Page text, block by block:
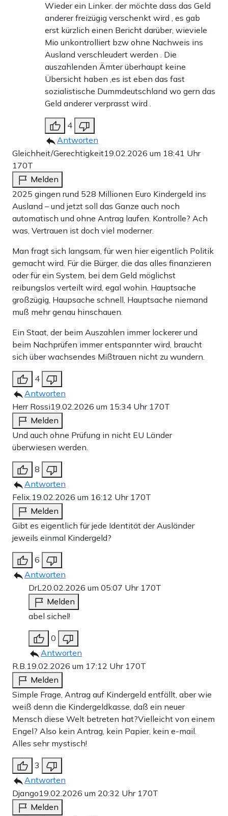
Wieder ein Linker. der möchte dass das Geld
anderer freizügig verschenkt wird , es gab
erst kürzlich einen Bericht darüber, wieviele
Mio unkontrolliert bzw ohne Nachweis ins
Ausland verschleudert werden . Die
auszahlenden Ämter überhaupt keine
Übersicht haben ,es ist eben das fast
sozialistische Dummdeutschland wo gern das
Geld anderer verprasst wird .
4
Antworten
Gleichheit/Gerechtigkeit19.02.2026 um 18:41 Uhr
170T
Melden
2025 gingen rund 528 Millionen Euro Kindergeld ins
Ausland – und jetzt soll das Ganze auch noch
automatisch und ohne Antrag laufen. Kontrolle? Ach
was, Vertrauen ist doch viel moderner.
Man fragt sich langsam, für wen hier eigentlich Politik
gemacht wird. Für die Bürger, die das alles finanzieren
oder für ein System, bei dem Geld möglichst
reibungslos verteilt wird, egal wohin. Hauptsache
großzügig, Haupsache schnell, Hauptsache niemand
muß mehr genau hinschauen.
Ein Staat, der beim Auszahlen immer lockerer und
beim Nachprüfen immer entspannter wird, braucht
sich über wachsendes Mißtrauen nicht zu wundern.
4
Antworten
Herr Rossi19.02.2026 um 15:34 Uhr 170T
Melden
Und auch ohne Prüfung in nicht EU Länder
überwiesen werden.
8
Antworten
Felix.19.02.2026 um 16:12 Uhr 170T
Melden
Gibt es eigentlich für jede Identität der Ausländer
jeweils einmal Kindergeld?
6
Antworten
DrL20.02.2026 um 05:07 Uhr 170T
Melden
abel sichel!
0
Antworten
R.B.19.02.2026 um 17:12 Uhr 170T
Melden
Simple Frage, Antrag auf Kindergeld entfällt, aber wie
weiß denn die Kindergeldkasse, daß ein neuer
Mensch diese Welt betreten hat?Vielleicht von einem
Engel? Also kein Antrag, kein Papier, kein e-mail.
Alles sehr mystisch!
3
Antworten
Django19.02.2026 um 20:32 Uhr 170T
Melden